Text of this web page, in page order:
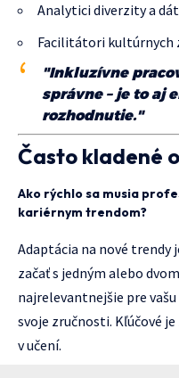
Analytici diverzity a dát
Facilitátori kultúrnych
"Inkluzívne
správne – je to aj
rozhodnutie."
Často kladené
Ako rýchlo sa musia
kariérnym trendom?
Adaptácia na nové trendy
začať s jedným alebo
najrelevantnejšie pre
svoje zručnosti. Kľúčové
v učení.